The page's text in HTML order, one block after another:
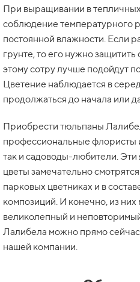
При выращивании в
соблюдение температурного
постоянной влажности. Если
грунте, то его нужно
этому сотру лучше подойдут
Цветение наблюдается в
продолжаться до начала или
Приобрести тюльпаны
профессиональные флористы
так и садоводы-любители.
цветы замечательно
парковых цветниках и в
композиций. И конечно, из них
великолепный и
Лалибела можно прямо сейчас,
нашей компании.